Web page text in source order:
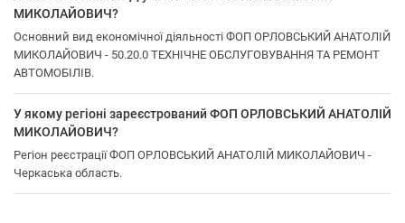
МИКОЛАЙОВИЧ?
Основний вид економічної діяльності ФОП ОРЛОВСЬКИЙ АНАТОЛІЙ
МИКОЛАЙОВИЧ - 50.20.0 ТЕХНІЧНЕ ОБСЛУГОВУВАННЯ ТА РЕМОНТ
АВТОМОБІЛІВ.
У якому регіоні зареєстрований ФОП ОРЛОВСЬКИЙ АНАТОЛІЙ
МИКОЛАЙОВИЧ?
Регіон реєстрації ФОП ОРЛОВСЬКИЙ АНАТОЛІЙ МИКОЛАЙОВИЧ -
Черкаська область.